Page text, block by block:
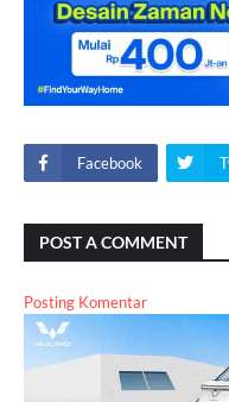
Facebook
POST A COMMENT
Posting Komentar